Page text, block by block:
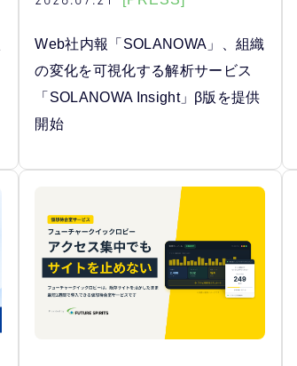
Web社内報「SOLANOWA」、組織
の変化を可視化する解析サービス
「SOLANOWA Insight」β版を提供
開始